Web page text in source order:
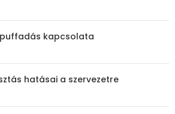
kapcsolata
hatásai a szervezetre